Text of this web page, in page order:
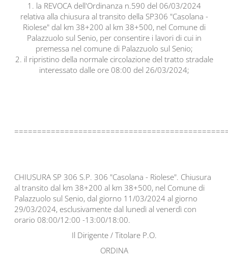
1. la REVOCA dell'Ordinanza n.590 del 06/03/2024
relativa alla chiusura al transito della SP306 "Casolana -
Riolese" dal km 38+200 al km 38+500, nel Comune di
Palazzuolo sul Senio, per consentire i lavori di cui in
premessa nel comune di Palazzuolo sul Senio;
2. il ripristino della normale circolazione del tratto stradale
interessato dalle ore 08:00 del 26/03/2024;
CHIUSURA SP 306 S.P. 306 "Casolana - Riolese". Chiusura
al transito dal km 38+200 al km 38+500, nel Comune di
Palazzuolo sul Senio, dal giorno 11/03/2024 al giorno
29/03/2024, esclusivamente dal lunedì al venerdì con
orario 08:00/12:00 -13:00/18:00.
Il Dirigente / Titolare P.O.
ORDINA